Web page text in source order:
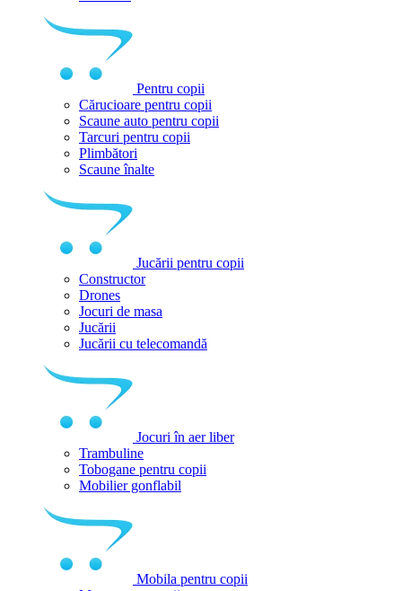
Pentru copii
Cărucioare pentru copii
Scaune auto pentru copii
Tarcuri pentru copii
Plimbători
Scaune înalte
Jucării pentru copii
Constructor
Drones
Jocuri de masa
Jucării
Jucării cu telecomandă
Jocuri în aer liber
Trambuline
Tobogane pentru copii
Mobilier gonflabil
Mobila pentru copii